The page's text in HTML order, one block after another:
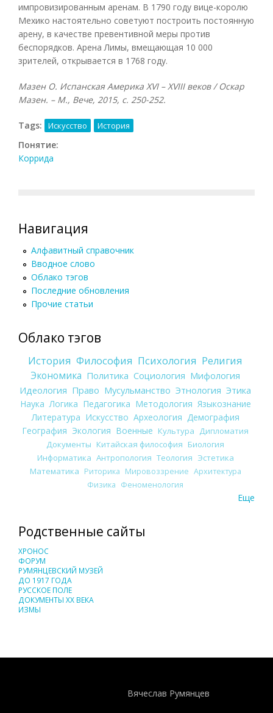
импровизированным аренам. В 1790 году вице-королю
Мехико настоятельно советуют построить постоянную
арену, в качестве превентивной меры против
беспорядков. Арена Лимы, вмещающая 10 000
зрителей, открывается в 1768 году.
Мазен О. Испанская Америка XVI – XVIII веков / Оскар
Мазен. – М., Вече, 2015, с. 250-252.
Tags: Искусство История
Понятие:
Коррида
Навигация
Алфавитный справочник
Вводное слово
Облако тэгов
Последние обновления
Прочие статьи
Облако тэгов
История Философия Психология Религия
Экономика Политика Социология Мифология
Идеология Право Мусульманство Этнология Этика
Наука Логика Педагогика Методология Языкознание
Литература Искусство Археология Демография
География Экология Военные Культура
Дипломатия
Документы Китайская философия Биология
Информатика Антропология Теология Эстетика
Математика Риторика Мировоззрение Архитектура
Физика Феноменология
Еще
Родственные сайты
ХРОНОС
ФОРУМ
РУМЯНЦЕВСКИЙ МУЗЕЙ
ДО 1917 ГОДА
РУССКОЕ ПОЛЕ
ДОКУМЕНТЫ XX ВЕКА
ИЗМЫ
Вячеслав Румянцев